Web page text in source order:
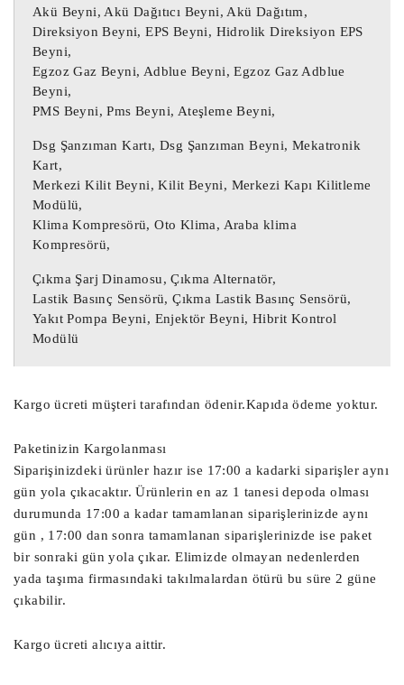
Çıkma Oto beyinci,
Motor Beyni, Çıkma Motor Beyni,
Enjeksiyon Motor Beyni,
Şanzıman Beyni, Otomatik Şanzıman Beyni,
Şanzıman Beyni,
Airbag Beyni, Çıkma Airbag Beyni, Çıkma
SRS Beyni, SRS Beyni,
BCM Beyni, Gem Modülü, Konfor Beyni
Çıkma Motor Beyni, Çıkma Motor Beyini,
Motor Beyni,
Ağır Vasıta Motor Beyni, Kamyon Motor
Beyni,
Sensör Beyni,
Start Stop Beyni, Akü Start Stop Beyni,
Sanruf Motoru, Sanruf Beyni, Açılır
Tavan Motoru,
Debriyaj Aksiyoneri, Vites Robotu, Vites
Aksiyoneri, Debriyaj Robotu,
Far Beyni, Led Far Beyni, Led Beyni,
Akü Beyni, Akü Dağıtıcı Beyni, Akü Dağıtım,
Direksiyon Beyni, EPS Beyni, Hidrolik Direksiyon EPS
Beyni,
Egzoz Gaz Beyni, Adblue Beyni, Egzoz Gaz Adblue
Beyni,
PMS Beyni, Pms Beyni, Ateşleme Beyni,
Dsg Şanzıman Kartı, Dsg Şanzıman Beyni, Mekatronik
Kart,
Merkezi Kilit Beyni, Kilit Beyni, Merkezi Kapı Kilitleme
Modülü,
Klima Kompresörü, Oto Klima, Araba klima
Kompresörü,
Çıkma Şarj Dinamosu, Çıkma Alternatör,
Lastik Basınç Sensörü, Çıkma Lastik Basınç Sensörü,
Yakıt Pompa Beyni, Enjektör Beyni, Hibrit Kontrol
Modülü
Kargo ücreti müşteri tarafından ödenir.Kapıda ödeme yoktur.
Paketinizin Kargolanması
Siparişinizdeki ürünler hazır ise 17:00 a kadarki siparişler aynı
gün yola çıkacaktır. Ürünlerin en az 1 tanesi depoda olması
durumunda 17:00 a kadar tamamlanan siparişlerinizde aynı
gün , 17:00 dan sonra tamamlanan siparişlerinizde ise paket
bir sonraki gün yola çıkar. Elimizde olmayan nedenlerden
yada taşıma firmasındaki takılmalardan ötürü bu süre 2 güne
çıkabilir.
Kargo ücreti alıcıya aittir.